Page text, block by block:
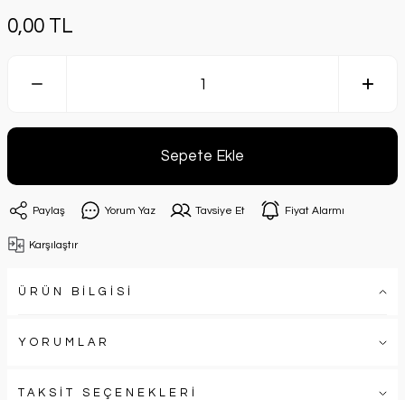
0,00 TL
Sepete Ekle
Paylaş Yorum Yaz Tavsiye Et Fiyat Alarmı
Karşılaştır
ÜRÜN BİLGİSİ
YORUMLAR
TAKSİT SEÇENEKLERİ